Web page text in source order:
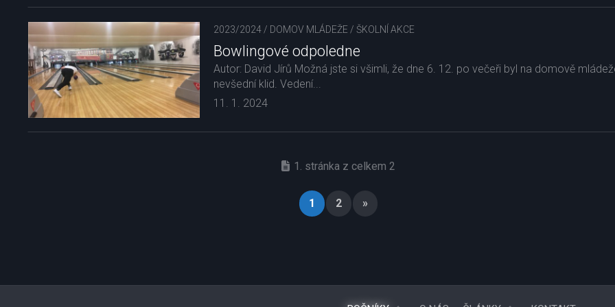
2023/2024 / DOMOV MLÁDEŽE / ŠKOLNÍ AKCE
Bowlingové odpoledne
Autor: David Jírů Možná jste si všimli, že dne 6. 12. po večeři byl na domově
nevšední klid. Vedení...
11. 1. 2024
1. stránka z celkem 2
1 2 »